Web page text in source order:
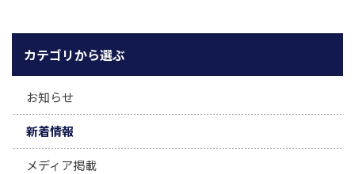
カテゴリから選ぶ
お知らせ
新着情報
メディア掲載